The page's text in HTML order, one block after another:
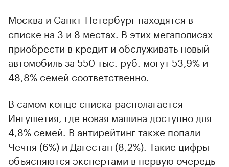
00:00 / 00:00
Москва и Санкт-Петербург находятся в
списке на 3 и 8 местах. В этих мегаполисах
приобрести в кредит и обслуживать новый
автомобиль за 550 тыс. руб. могут 53,9% и
48,8% семей соответственно.
В самом конце списка располагается
Ингушетия, где новая машина доступно для
4,8% семей. В антирейтинг также попали
Чечня (6%) и Дагестан (8,2%). Такие цифры
объясняются экспертами в первую очередь